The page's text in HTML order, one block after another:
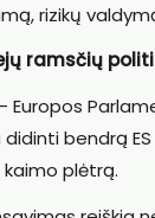
rizikų
ramsčių
Europos
bendrą
plėtrą.